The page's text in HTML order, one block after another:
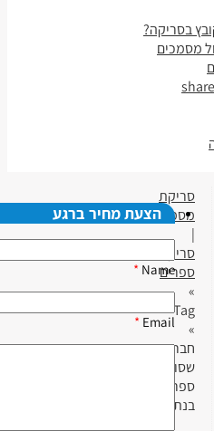
בסריקה?
מסמכים
סריקת
מסמכים
|
סריקת
ספרים
»
Tag
»
חברה
שסורקת
ספרים
בנתיבות
הצעת מחיר ברגע
Name
*
Email
*